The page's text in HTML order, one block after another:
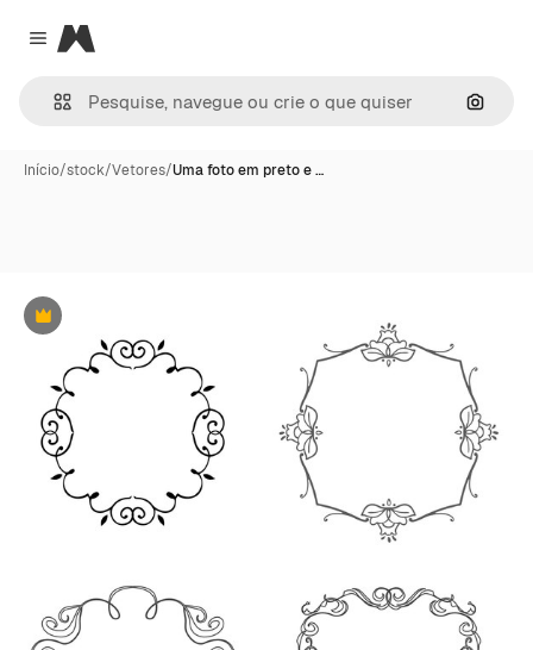
Close menu
Magnific
Início/stock/Vetores/Uma foto em preto e …
Premium